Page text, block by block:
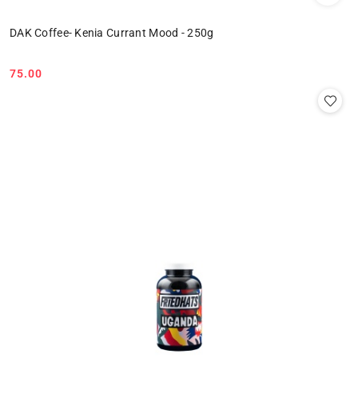
DAK Coffee- Kenia Currant Mood - 250g
Cena:
75.00